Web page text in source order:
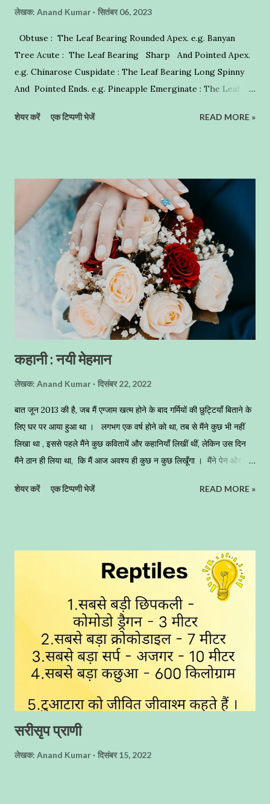
रहता है । शिक्षण विधि की सफलता शिक्षक , विद्यार्थी ,पाठ्यवस्तु पर निर्भर करती है
शिक्षक द्वारा प्रयुक्त शिक्षण विधि । क्योंकि यदि शि...
लेखक: Anand Kumar सितंबर 06, 2023
Obtuse : The Leaf Bearing Rounded Apex. e.g. Banyan
Tree Acute : The Leaf Bearing Sharp And Pointed Apex.
e.g. Chinarose Cuspidate : The Leaf Bearing Long Spinny
And Pointed Ends. e.g. Pineapple Emerginate : The Leaf
Kumar Humbles.in
शेयर करें एक टिप्पणी भेजें READ MORE »
कहानी : नयी मेहमान
लेखक: Anand Kumar दिसंबर 22, 2022
बात जून 2013 की है, जब मैं एग्जाम खत्म होने के बाद गर्मियों की छुट्टियाँ बिताने के
लिए घर पर आया हुआ था । लगभग एक वर्ष होने को था, तब से मैंने कुछ भी नहीं
लिखा था , इससे पहले मैंने कुछ कवितायें और कहानियाँ लिखीं थीं, लेकिन उस दिन
मैंने ठान ही लिया था, कि मैं आज अवश्य ही कुछ न कुछ लिखूँगा । मैंने पेन और
सामने था, जो कुछ समय पश्चात अस्त होने वाला था । जून का महीना था, हवा मध्यम
सोचने लगा, परन्तु कुछ शब्द नहीं बन पा रहे थे, कभी पेन के ऊपरी हिस्से को दाँँतों के
बीच में रखता और कभी अपने मोबाइल फोन को अंगुलियों के सहारे से उसे वृत्ताकार
घुमाता, परन्तु कुछ लिखने के बजाय, मैं मंत्रमुग्ध सा एकटक सामने की ओर देखता
रहता ! और देखता क्यूँ नहीं, सामने एक ऐसी विषय वस्तु ही...
शेयर करें एक टिप्पणी भेजें READ MORE »
सरीसृप प्राणी
लेखक: Anand Kumar दिसंबर 15, 2022